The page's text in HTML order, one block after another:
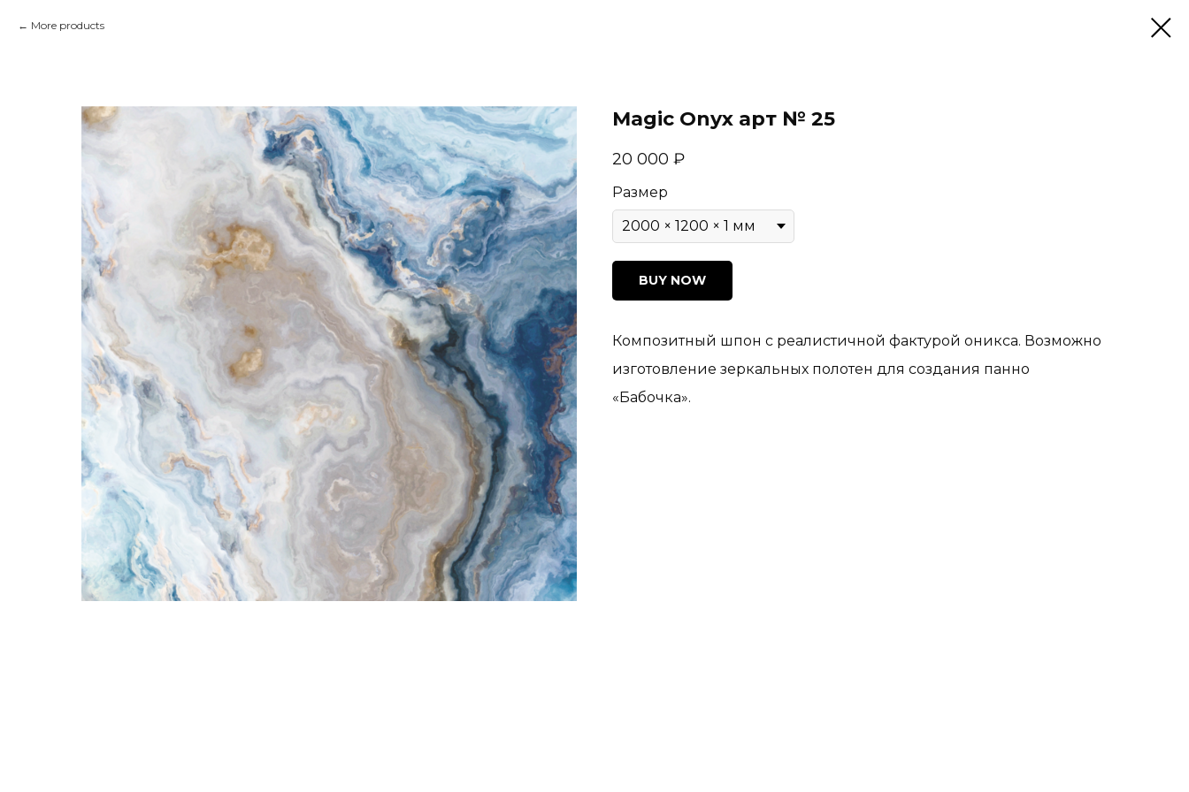
More products
Magic Onyx арт № 25
20 000 ₽
Размер
BUY NOW
Композитный шпон с реалистичной фактурой оникса. Возможно
изготовление зеркальных полотен для создания панно
«Бабочка».